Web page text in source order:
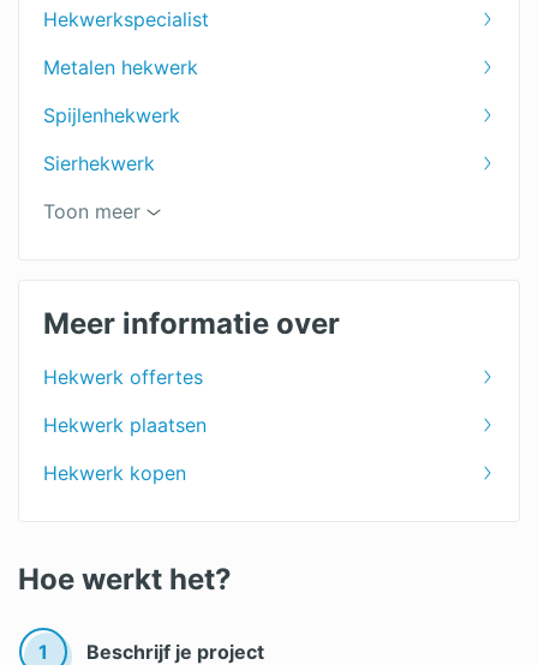
Hekwerkspecialist
Metalen hekwerk
Spijlenhekwerk
Sierhekwerk
Houten hekwerk
Hekwerk
Balkonhekwerk
Toon meer
Meer informatie over
Hekwerk offertes
Hekwerk plaatsen
Hekwerk kopen
Hoe werkt het?
1
Beschrijf je project